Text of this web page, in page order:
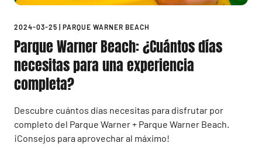
2024-03-25 | PARQUE WARNER BEACH
Parque Warner Beach: ¿Cuántos días
necesitas para una experiencia
completa?
Descubre cuántos días necesitas para disfrutar por
completo del Parque Warner + Parque Warner Beach.
¡Consejos para aprovechar al máximo!